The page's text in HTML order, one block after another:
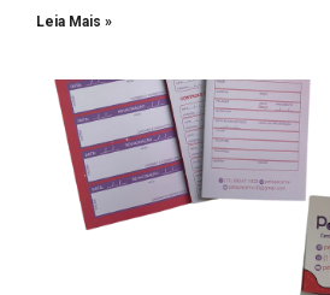
Leia Mais »